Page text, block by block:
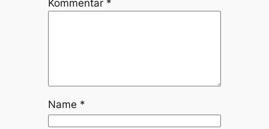
Kommentar *
Name *